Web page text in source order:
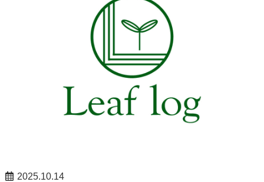
2025.10.14